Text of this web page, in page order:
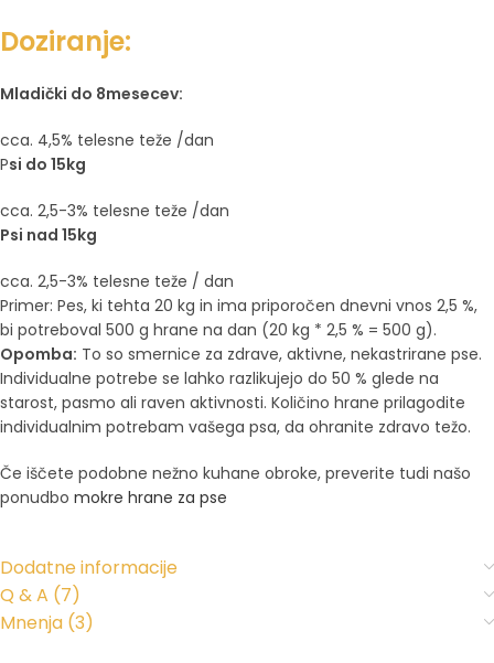
Doziranje:
Mladički do 8mesecev:
cca. 4,5% telesne teže /dan
Psi do 15kg
cca. 2,5-3% telesne teže /dan
Psi nad 15kg
cca. 2,5-3% telesne teže / dan
Primer: Pes, ki tehta 20 kg in ima priporočen dnevni vnos 2,5 %,
bi potreboval 500 g hrane na dan (20 kg * 2,5 % = 500 g).
Opomba: To so smernice za zdrave, aktivne, nekastrirane pse.
Individualne potrebe se lahko razlikujejo do 50 % glede na
starost, pasmo ali raven aktivnosti. Količino hrane prilagodite
individualnim potrebam vašega psa, da ohranite zdravo težo.
Če iščete podobne nežno kuhane obroke, preverite tudi našo
ponudbo mokre hrane za pse
Dodatne informacije
Q & A (7)
Mnenja (3)